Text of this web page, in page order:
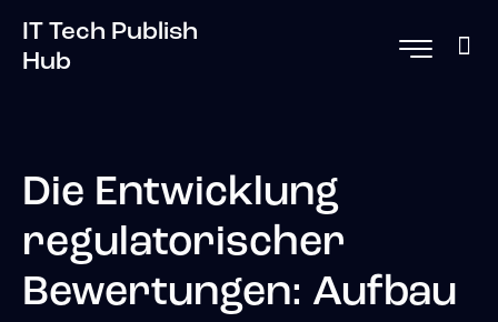
IT Tech Publish
Hub
Die Entwicklung
regulatorischer
Bewertungen: Aufbau